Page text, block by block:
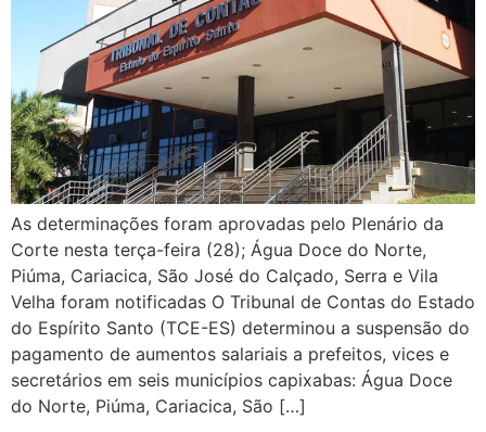
As determinações foram aprovadas pelo Plenário da
Corte nesta terça-feira (28); Água Doce do Norte,
Piúma, Cariacica, São José do Calçado, Serra e Vila
Velha foram notificadas O Tribunal de Contas do Estado
do Espírito Santo (TCE-ES) determinou a suspensão do
pagamento de aumentos salariais a prefeitos, vices e
secretários em seis municípios capixabas: Água Doce
do Norte, Piúma, Cariacica, São […]